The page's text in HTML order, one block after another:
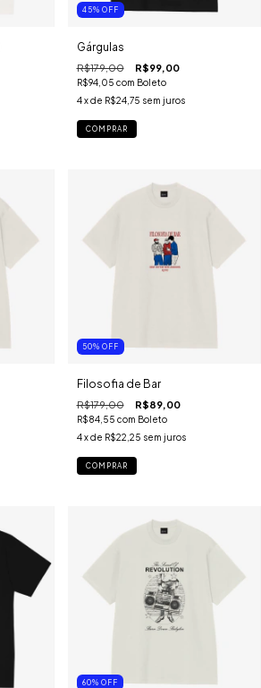
45% OFF
Gárgulas
R$179,00 R$99,00
R$94,05 com Boleto
4 x de R$24,75 sem juros
COMPRAR
50% OFF
Filosofia de Bar
R$179,00 R$89,00
R$84,55 com Boleto
4 x de R$22,25 sem juros
COMPRAR
60% OFF